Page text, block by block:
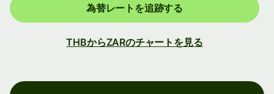
為替レートを追跡する
THBからZARのチャートを見る